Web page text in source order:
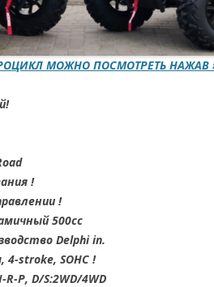
МОЖНО ПОСМОТРЕТЬ НАЖАВ
!
!
500cc
Delphi in.
4-stroke, SOHC !
P, D/S:2WD/4WD